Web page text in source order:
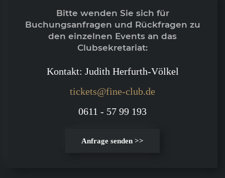
Bitte wenden Sie sich für
Buchungsanfragen und Rückfragen zu
den einzelnen Events an das
Clubsekretariat:
Kontakt: Judith Herfurth-Völkel
tickets@fine-club.de
0611 - 57 99 193
Anfrage senden >>